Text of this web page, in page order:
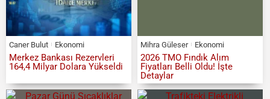
Caner Bulut Ekonomi
Merkez Bankası Rezervleri
164,4 Milyar Dolara Yükseldi
Mihra Güleser Ekonomi
2026 TMO Fındık Alım
Fiyatları Belli Oldu! İşte
Detaylar